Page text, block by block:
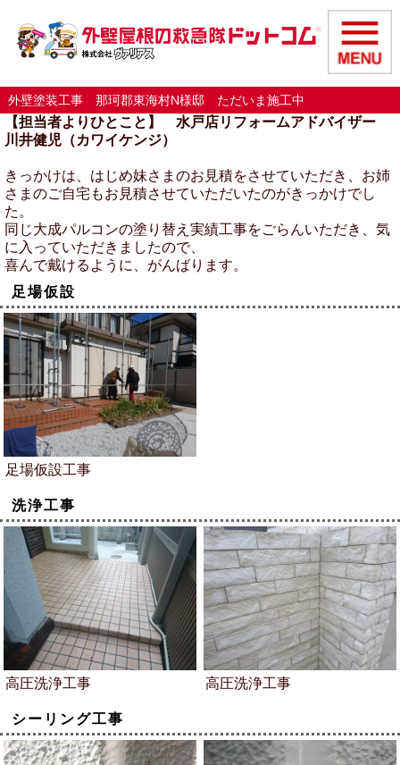
外壁塗装工事 那珂郡東海村N様邸 ただいま施工中
【担当者よりひとこと】 水戸店リフォームアドバイザー
川井健児（カワイケンジ）
きっかけは、はじめ妹さまのお見積をさせていただき、お姉
さまのご自宅もお見積させていただいたのがきっかけでし
た。
同じ大成パルコンの塗り替え実績工事をごらんいただき、気
に入っていただきましたので、
喜んで戴けるように、がんばります。
足場仮設
足場仮設工事
洗浄工事
高圧洗浄工事 高圧洗浄工事
シーリング工事